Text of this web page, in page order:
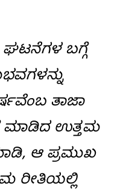
ಬಗ್ಗೆ
ತಾಜಾ
ಮಾಡಿದ ಉತ್ತಮ
ಆ ಪ್ರಮುಖ
ರೀತಿಯಲ್ಲಿ